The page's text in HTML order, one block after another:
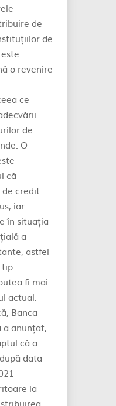
de
de
o revenire
ce
de
O
că
credit
iar
în situația
a
astfel
tip
fi mai
actual.
Banca
a anunțat,
că a
data
la